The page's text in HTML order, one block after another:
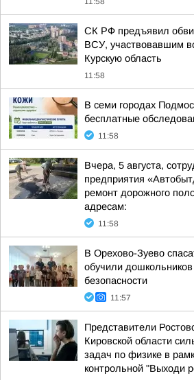
СК РФ предъявил
ВСУ, участвовавшим
Курскую область
11:58
В семи городах
бесплатные
11:58
Вчера, 5 августа,
предприятия
ремонт дорожного
адресам:
11:58
В Орехово-Зуево
обучили
безопасности
11:57
Представители
Кировской области
задач по физике в
контрольной "Выходи